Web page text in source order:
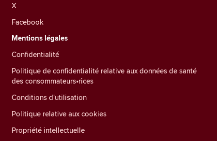
X
Facebook
Mentions légales
Confidentialité
Politique de confidentialité relative aux données de santé
des consommateurs•rices
Conditions d'utilisation
Politique relative aux cookies
Propriété intellectuelle